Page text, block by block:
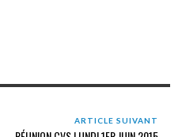
ARTICLE SUIVANT